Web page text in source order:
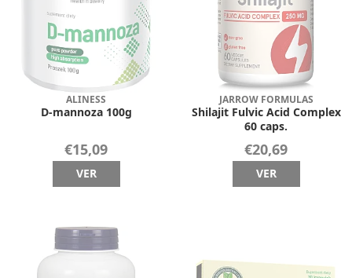
ALINESS
D-mannoza 100g
€15,09
VER
JARROW FORMULAS
Shilajit Fulvic Acid Complex
60 caps.
€20,69
VER